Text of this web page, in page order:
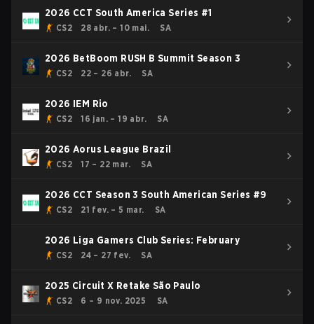
2026 CCT South America Series #1
CS2 28 abr. – 10 mai. SA
2026 BetBoom RUSH B Summit Season 3
CS2 22 – 26 abr. SA
2026 IEM Rio
CS2 16 jan. – 19 abr. SA
2026 Aorus League Brazil
CS2 17 – 22 mar. SA
2026 CCT Season 3 South American Series #9
CS2 21 fev. – 5 mar. SA
2026 Liga Gamers Club Series: February
CS2 24 – 27 fev. SA
2025 Circuit X Retake São Paulo
CS2 6 – 9 nov. 2025 SA